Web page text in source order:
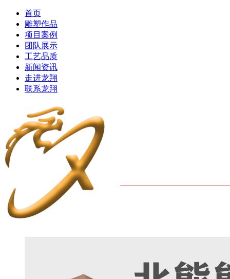
首页
雕塑作品
项目案例
团队展示
工艺品质
新闻资讯
走进龙翔
联系龙翔